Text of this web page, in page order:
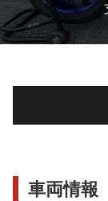
車両情報